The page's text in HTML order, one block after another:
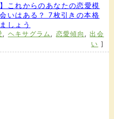
これからのあなたの恋愛模
いはある？ 7枚引きの本格
しょう
, ヘキサグラム , 恋愛傾向 ,出会
い ]